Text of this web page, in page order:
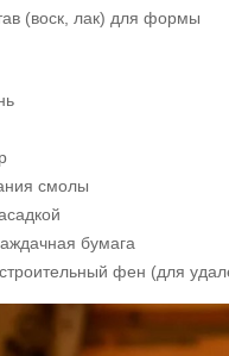
(воск, лак) для формы
смолы
бумага
фен (для